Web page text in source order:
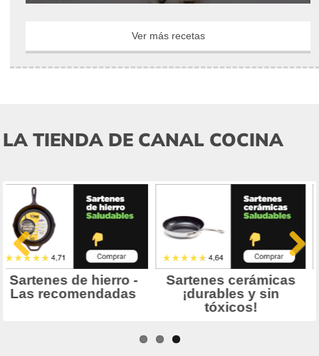
Ver más recetas
LA TIENDA DE CANAL COCINA